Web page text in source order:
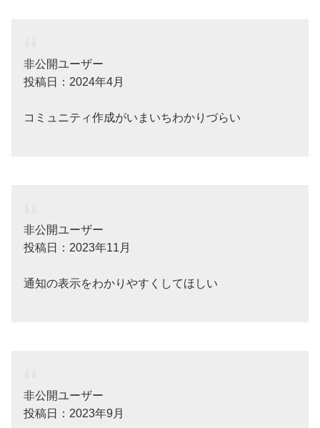
非公開ユーザー
投稿日：2024年4月
コミュニティ作成がいまいちわかりづらい
非公開ユーザー
投稿日：2023年11月
通知の表示をわかりやすくしてほしい
非公開ユーザー
投稿日：2023年9月